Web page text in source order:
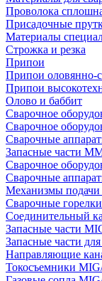
Проволока
Присадочные
Материалы
Строжка и резка
Припои
Припои оловянно-
Припои
Олово и баббит
Сварочное
Сварочное
Сварочные
Запасные части
Сварочное
Сварочные
Механизмы
Сварочные
Соединительный
Запасные части
Запасные части
Направляющие
Токосъемники